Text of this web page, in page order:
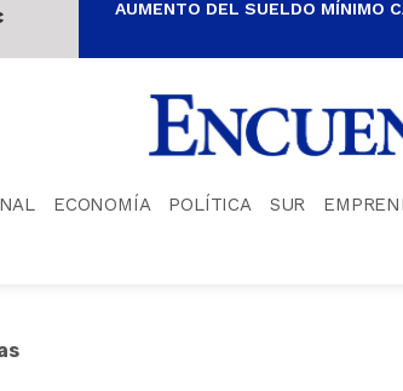
AUMENTO DEL SUELDO MÍNIMO
ECONOMÍA POLÍTICA SUR